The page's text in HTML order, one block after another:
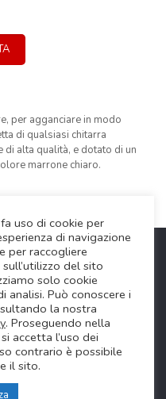
per agganciare in modo
di qualsiasi chitarra
di alta qualità, e dotato di un
marrone chiaro.
Distribution Srl - P.I.
| Tutti i marchi, i prodotti e i
registrati dai legittimi
citati solamente al fine
obbligo di preavviso, quindi
uso di cookie per
di navigazione
per raccogliere
del sito
solo cookie
analisi. Può conoscere i
la nostra
. Proseguendo nella
accetta l’uso dei
contrario è possibile
il sito.